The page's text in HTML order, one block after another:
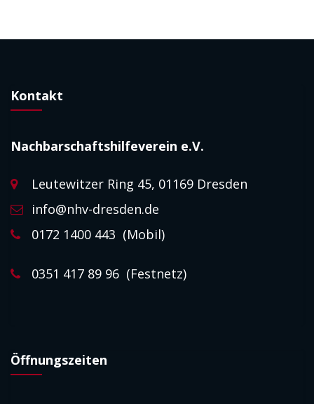
Kontakt
Nachbarschaftshilfeverein e.V.
Leutewitzer Ring 45, 01169 Dresden
info@nhv-dresden.de
0172 1400 443 (Mobil)
0351 417 89 96 (Festnetz)
Öffnungszeiten